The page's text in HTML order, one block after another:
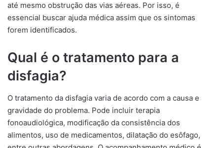
até mesmo obstrução das vias aéreas. Por isso, é
essencial buscar ajuda médica assim que os sintomas
forem identificados.
Qual é o tratamento para a
disfagia?
O tratamento da disfagia varia de acordo com a causa e
gravidade do problema. Pode incluir terapia
fonoaudiológica, modificação da consistência dos
alimentos, uso de medicamentos, dilatação do esôfago,